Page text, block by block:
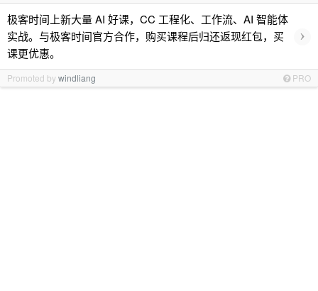
极客时间上新大量 AI 好课，CC 工程化、工作流、AI 智能体
实战。与极客时间官方合作，购买课程后归还返现红包，买
课更优惠。
›
Promoted bywindliang PRO